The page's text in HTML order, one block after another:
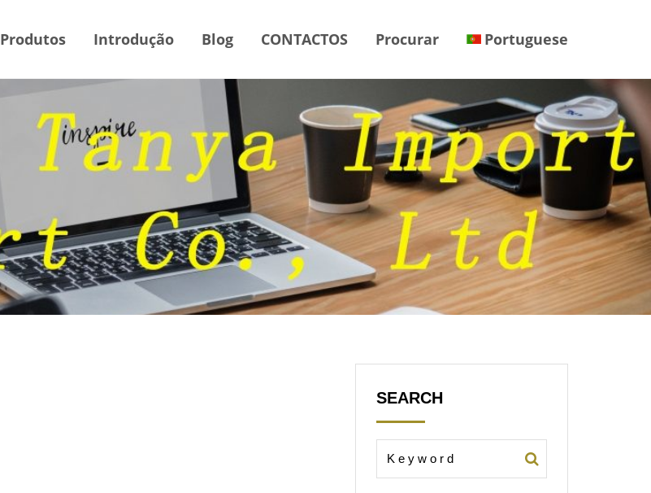
Produtos Introdução Blog CONTACTOS Procurar Portuguese
SEARCH